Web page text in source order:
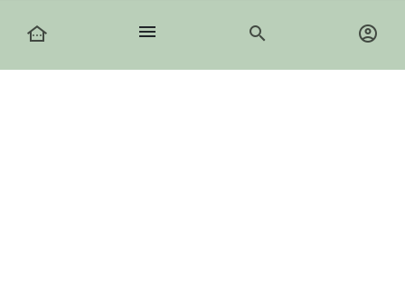
other_houses menu search account_circle
Informasjonskapsler
facebook